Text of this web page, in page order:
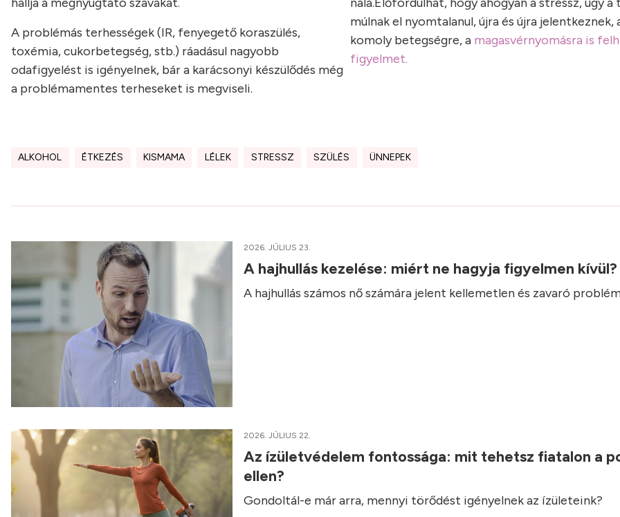
múlnak el nyomtalanul, újra és újra jelentkeznek,
komoly betegségre, a magasvérnyomásra is
figyelmet.
A problémás terhességek (IR, fenyegető koraszülés,
toxémia, cukorbetegség, stb.) ráadásul nagyobb
odafigyelést is igényelnek, bár a karácsonyi készülődés még
a problémamentes terheseket is megviseli.
ALKOHOL ÉTKEZÉS KISMAMA LÉLEK STRESSZ SZÜLÉS ÜNNEPEK
2026. JÚLIUS 23.
A hajhullás kezelése: miért ne hagyja figyelmen kívül?
A hajhullás számos nő számára jelent kellemetlen és zavaró
2026. JÚLIUS 22.
Az ízületvédelem fontossága: mit tehetsz fiatalon a
ellen?
Gondoltál-e már arra, mennyi törődést igényelnek az ízületeink?